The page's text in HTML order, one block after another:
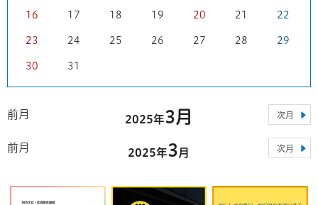
16 17 18 19 20 21 22
23 24 25 26 27 28 29
30 31
前月 2025年3月 次月
前月 2025年3月 次月